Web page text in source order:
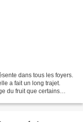
dans tous les foyers.
a fait un long trajet.
du fruit que certains